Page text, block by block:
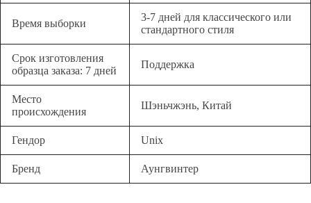
Время выборки
3-7 дней для классического или
стандартного стиля
Срок изготовления
образца заказа: 7 дней
Поддержка
Место
происхождения
Шэньчжэнь, Китай
Гендор Unix
Бренд Аунгвинтер